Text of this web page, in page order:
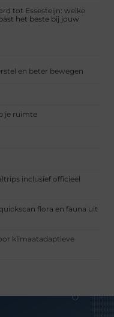
tot Essesteijn: welke
het beste bij jouw
en beter bewegen
je ruimte
inclusief officieel
flora en fauna uit
klimaatadaptieve